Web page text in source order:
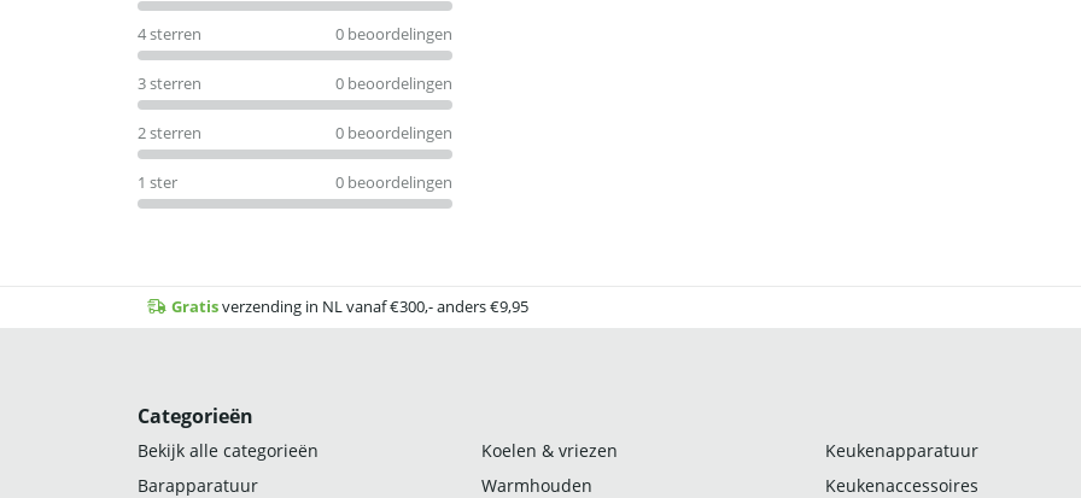
5
4 sterren 0 beoordelingen
3 sterren 0 beoordelingen
2 sterren 0 beoordelingen
1 ster 0 beoordelingen
Gratisverzending in NL vanaf €300,- anders €9,95
Categorieën
Bekijk alle categorieën Koelen & vriezen
Keukenapparatuur
Barapparatuur
Warmhouden
Keukenaccessoires